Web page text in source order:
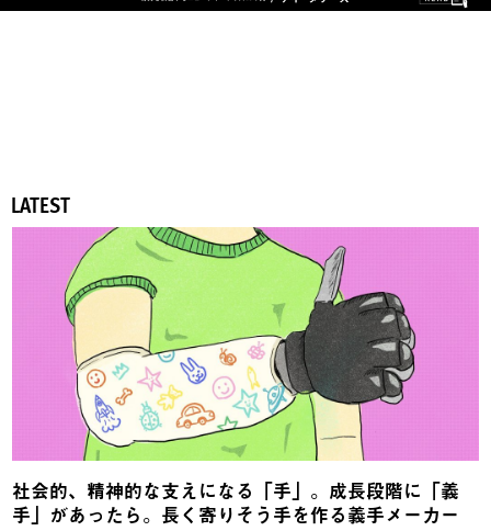
LATEST
社会的、精神的な支えになる「手」。成長段階に「義
手」があったら。長く寄りそう手を作る義手メーカー